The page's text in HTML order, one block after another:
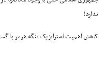
ندارد!
کاهش اهمیت استراتژیک تنگه‌ هرمز با